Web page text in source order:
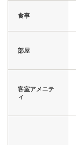
食事
部屋
客室アメニテ
ィ